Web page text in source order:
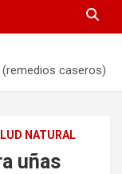
caseros)
NATURAL
uñas